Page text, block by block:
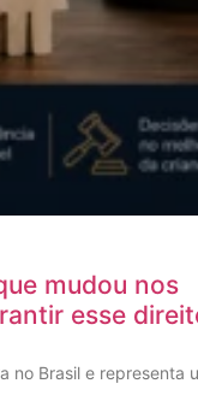
mudou nos
esse
no Brasil e representa